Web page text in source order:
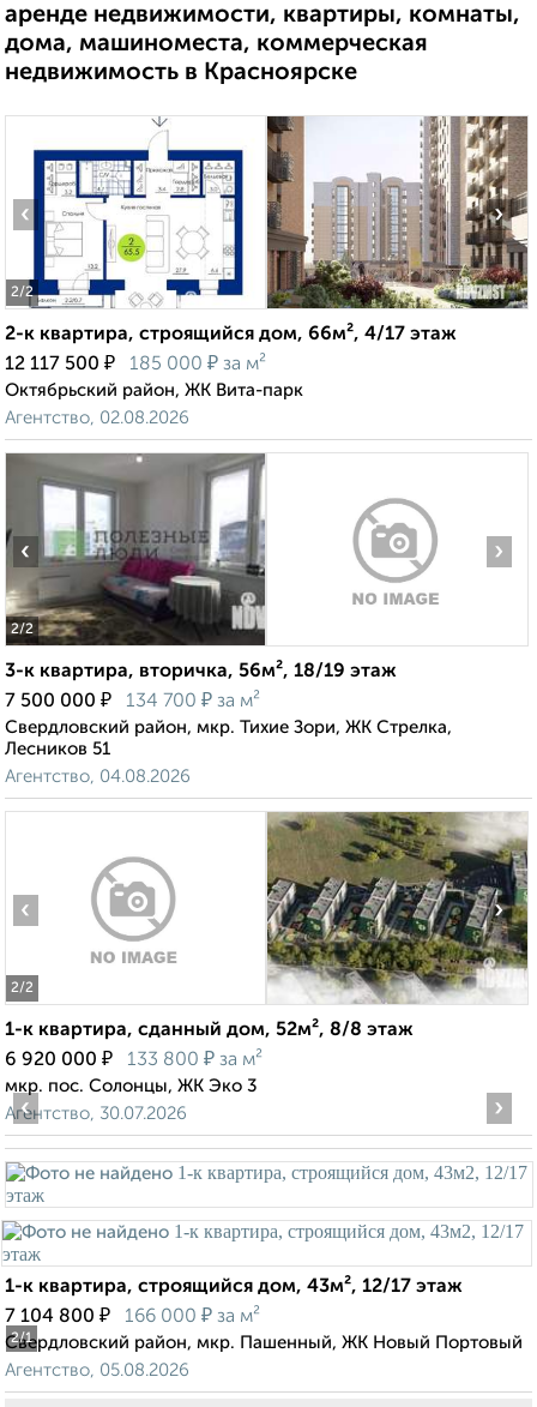
аренде недвижимости, квартиры, комнаты,
дома, машиноместа, коммерческая
недвижимость в Красноярске
2/2
‹ ›
2-к квартира, строящийся дом, 66м², 4/17 этаж
12 117 500 ₽ 185 000 ₽ за м²
Октябрьский район, ЖК Вита-парк
Агентство, 02.08.2026
2/2
‹ ›
3-к квартира, вторичка, 56м², 18/19 этаж
7 500 000 ₽ 134 700 ₽ за м²
Свердловский район, мкр. Тихие Зори, ЖК Стрелка,
Лесников 51
Агентство, 04.08.2026
2/2
‹ ›
1-к квартира, сданный дом, 52м², 8/8 этаж
6 920 000 ₽ 133 800 ₽ за м²
мкр. пос. Солонцы, ЖК Эко 3
Агентство, 30.07.2026
2/1
‹ ›
1-к квартира, строящийся дом, 43м², 12/17 этаж
7 104 800 ₽ 166 000 ₽ за м²
Свердловский район, мкр. Пашенный, ЖК Новый Портовый
Агентство, 05.08.2026